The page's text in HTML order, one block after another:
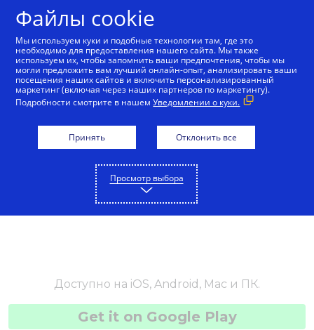
Русский
Доступно на iOS, Android, Mac и ПК.
Get it on Google Play
Файлы cookie
Мы используем куки и подобные технологии там, где это
необходимо для предоставления нашего сайта. Мы также
используем их, чтобы запомнить ваши предпочтения, чтобы мы
могли предложить вам лучший онлайн-опыт, анализировать ваши
посещения наших сайтов и включить персонализированный
маркетинг (включая через наших партнеров по маркетингу).
Подробности смотрите в нашемУведомлении о куки.
Принять Отклонить все
Просмотр выбора